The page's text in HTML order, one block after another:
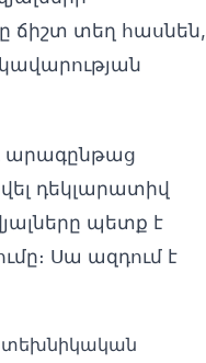
ճիշտ տեղ հասնեն,
արագընթաց
դեկլարատիվ
պետք է
Սա ազդում է
տեխնիկական